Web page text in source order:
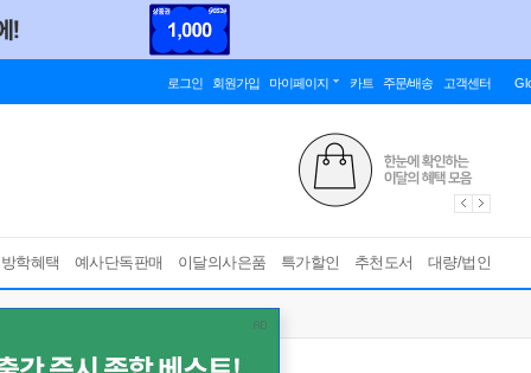
로그인 회원가입 마이페이지 카트 주문/배송 고객센터
학혜택 예사단독판매 이달의사은품 특가할인 추천도서 대량/법인